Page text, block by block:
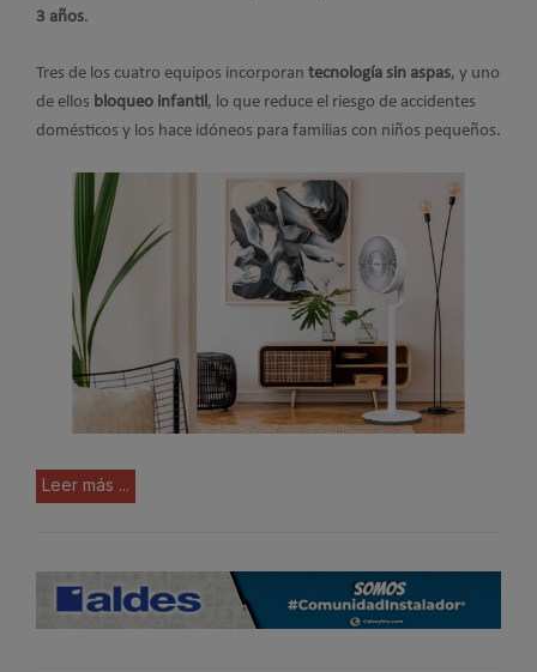
3 años.
Tres de los cuatro equipos incorporan tecnología sin aspas, y uno
de ellos bloqueo infantil , lo que reduce el riesgo de accidentes
domésticos y los hace idóneos para familias con niños pequeños.
Leer más ...